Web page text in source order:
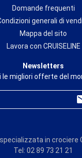
Domande frequenti
generali di
Mappa del sito
Lavora con CRUISELINE
Newsletters
le migliori offerte del
in crociere
Tel: 02 89 73 21 21